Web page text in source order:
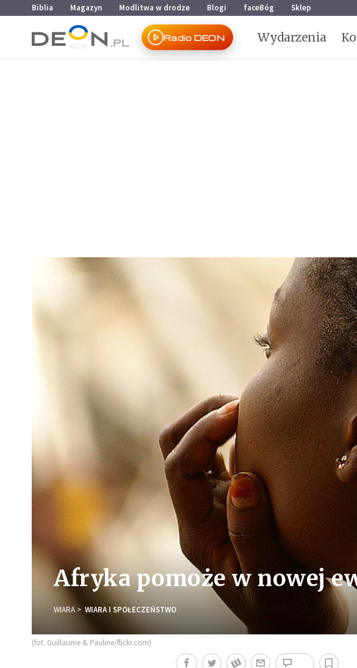
Przejdź do menu głównego
Przejdź do treści
Biblia Magazyn Modlitwa w drodze Blogi faceBóg Sklep
Radio DEON Wydarzenia
Afryka pomoże w nowej
WIARA WIARA I SPOŁECZEŃSTWO
(fot. Guillaume & Pauline/flickr.com)